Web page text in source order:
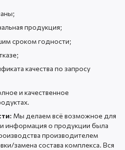
продукция;
сроком годности;
качества по запросу
и качественное
Мы делаем всё возможное для
информация о продукции была
производителем
замена состава комплекса. Вся